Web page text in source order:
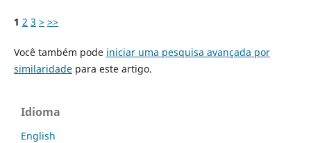
1 2 3 > >>
Você também pode iniciar uma pesquisa avançada por
similaridadepara este artigo.
Idioma
English